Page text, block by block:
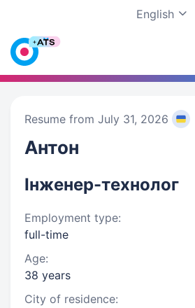
English
Resume from July 31, 2026
Антон
Інженер-технолог
Employment type:
full-time
Age:
38 years
City of residence: